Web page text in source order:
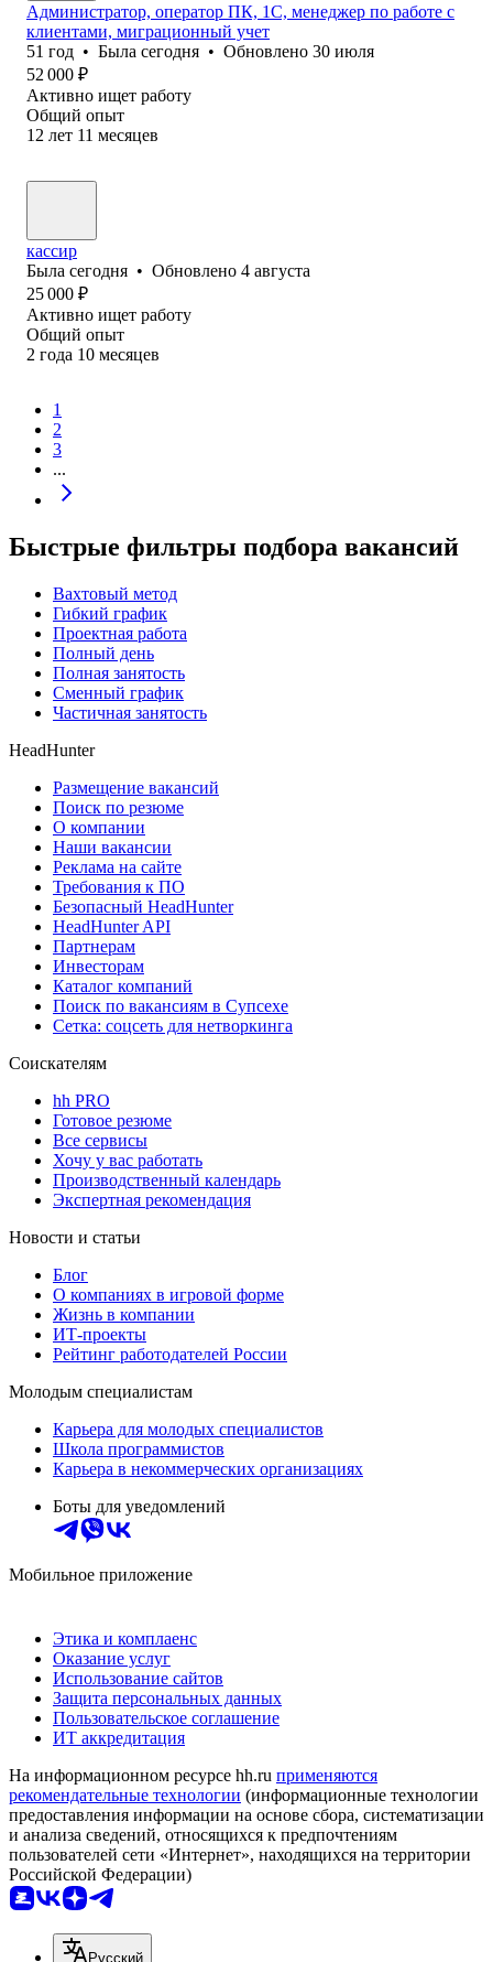
Администратор, оператор ПК, 1С, менеджер по работе с
клиентами, миграционный учет
51 год • Была сегодня • Обновлено 30 июля
52 000 ₽
Активно ищет работу
Общий опыт
12 лет 11 месяцев
кассир
Была сегодня • Обновлено 4 августа
25 000 ₽
Активно ищет работу
Общий опыт
2 года 10 месяцев
1
2
3
...
Быстрые фильтры подбора вакансий
Вахтовый метод
Гибкий график
Проектная работа
Полный день
Полная занятость
Сменный график
Частичная занятость
HeadHunter
Размещение вакансий
Поиск по резюме
О компании
Наши вакансии
Реклама на сайте
Требования к ПО
Безопасный HeadHunter
HeadHunter API
Партнерам
Инвесторам
Каталог компаний
Поиск по вакансиям в Супсехе
Сетка: соцсеть для нетворкинга
Соискателям
hh PRO
Готовое резюме
Все сервисы
Хочу у вас работать
Производственный календарь
Экспертная рекомендация
Новости и статьи
Блог
О компаниях в игровой форме
Жизнь в компании
ИТ-проекты
Рейтинг работодателей России
Молодым специалистам
Карьера для молодых специалистов
Школа программистов
Карьера в некоммерческих организациях
Боты для уведомлений
Мобильное приложение
Этика и комплаенс
Оказание услуг
Использование сайтов
Защита персональных данных
Пользовательское соглашение
ИТ аккредитация
На информационном ресурсе hh.ru применяются
рекомендательные технологии (информационные технологии
предоставления информации на основе сбора, систематизации
и анализа сведений, относящихся к предпочтениям
пользователей сети «Интернет», находящихся на территории
Российской Федерации)
Русский